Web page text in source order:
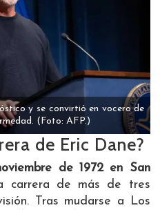
y se convirtió en vocero de
(Foto: AFP.)
de Eric Dane?
de 1972 en San
carrera de más de tres
Tras mudarse a Los